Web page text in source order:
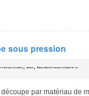
sous pression
à découpe à la matrice , mousse , Ruban adhésif en mousse acrylique de 3 m
par matériau de